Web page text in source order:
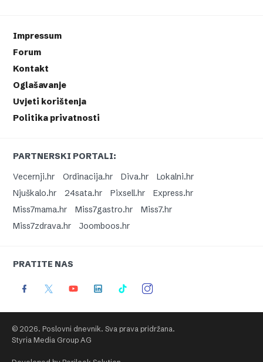
Impressum
Forum
Kontakt
Oglašavanje
Uvjeti korištenja
Politika privatnosti
PARTNERSKI PORTALI:
Vecernji.hr
Ordinacija.hr Diva.hr
Lokalni.hr
Njuškalo.hr
24sata.hr Pixsell.hr
Express.hr
Miss7mama.hr
Miss7gastro.hr
Miss7.hr
Miss7zdrava.hr
Joomboos.hr
PRATITE NAS
© 2026. Poslovni dnevnik. Sva prava pridržana.
Styria Media Group AG